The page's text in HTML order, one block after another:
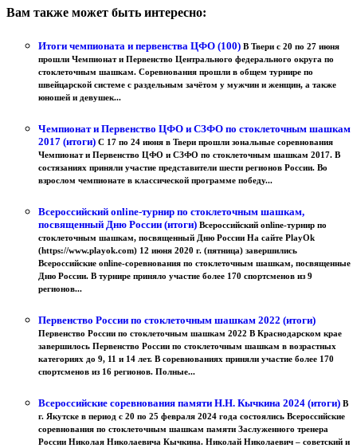
Вам также может быть интересно:
Итоги чемпионата и первенства ЦФО (100) В Твери с 20 по 27 июня
прошли Чемпионат и Первенство Центрального федерального округа по
стоклеточным шашкам. Соревнования прошли в общем турнире по
швейцарской системе с раздельным зачётом у мужчин и женщин, а также
юношей и девушек...
Чемпионат и Первенство ЦФО и СЗФО по стоклеточным шашкам
2017 (итоги) С 17 по 24 июня в Твери прошли зональные соревнования
Чемпионат и Первенство ЦФО и СЗФО по стоклеточным шашкам 2017. В
состязаниях приняли участие представители шести регионов России. Во
взрослом чемпионате в классической программе победу...
Всероссийский online-турнир по стоклеточным шашкам,
посвященный Дню России (итоги) Всероссийский online-турнир по
стоклеточным шашкам, посвященный Дню России На сайте PlayOk
(https://www.playok.com) 12 июня 2020 г. (пятница) завершились
Всероссийские online-соревнования по стоклеточным шашкам, посвященные
Дню России. В турнире приняло участие более 170 спортсменов из 9
регионов...
Первенство России по стоклеточным шашкам 2022 (итоги)
Первенство России по стоклеточным шашкам 2022 В Краснодарском крае
завершилось Первенство России по стоклеточным шашкам в возрастных
категориях до 9, 11 и 14 лет. В соревнованиях приняли участие более 170
спортсменов из 16 регионов. Полные...
Всероссийские соревнования памяти Н.Н. Кычкина 2024 (итоги) В
г. Якутске в период с 20 по 25 февраля 2024 года состоялись Всероссийские
соревнования по стоклеточным шашкам памяти Заслуженного тренера
России Николая Николаевича Кычкина. Николай Николаевич – советский и